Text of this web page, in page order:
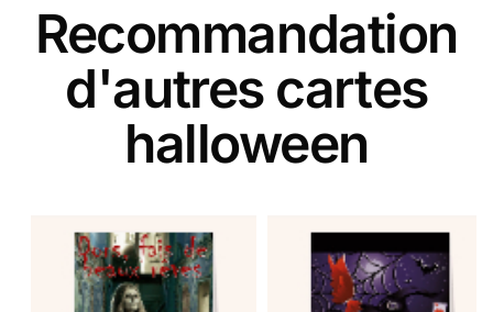
Recommandation
d'autres cartes
halloween